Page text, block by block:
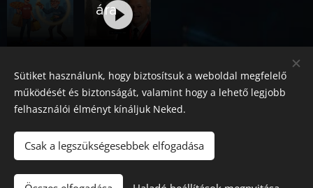
🧠🍕
ára 🌑
🌫️🛡️
chat
Sütiket használunk, hogy biztosítsuk a weboldal megfelelő
működését és biztonságát, valamint hogy a lehető legjobb
felhasználói élményt kínáljuk Neked.
Csak a legszükségesebbek elfogadása